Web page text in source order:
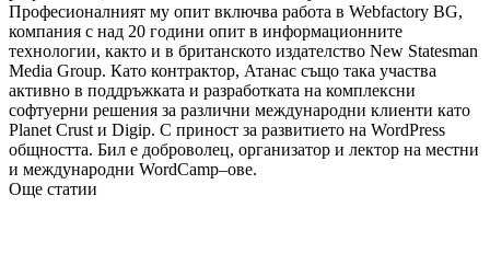
Професионалният му опит включва работа в Webfactory BG,
компания с над 20 години опит в информационните
технологии, както и в британското издателство New Statesman
Media Group. Като контрактор, Атанас също така участва
активно в поддръжката и разработката на комплексни
софтуерни решения за различни международни клиенти като
Planet Crust и Digip. С приност за развитието на WordPress
общността. Бил е доброволец, организатор и лектор на местни
и международни WordCamp–ове.
Още статии